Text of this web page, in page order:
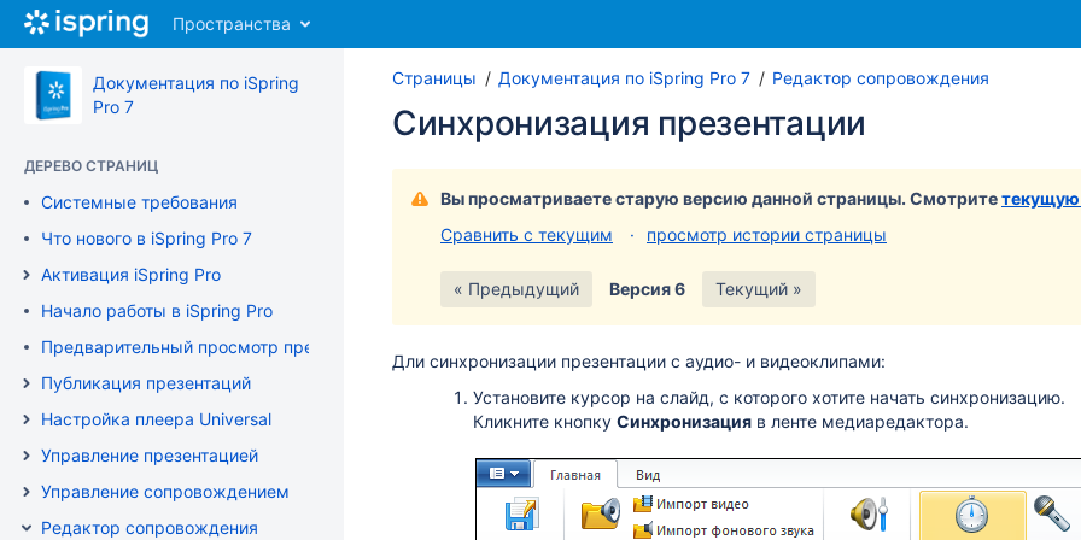
Перейти
содержимому
assistive.skiplink.to.breadcrumbs
assistive.skiplink.to.quick.search
Пространства
Документация по iSpring
Pro 7
ДЕРЕВО СТРАНИЦ
Системные требования
Что нового в iSpring Pro 7
Активация iSpring Pro
Начало работы в iSpring Pro
Предварительный просмотр презентации
Публикация презентаций
Настройка плеера Universal
Управление презентацией
Управление сопровождением
Редактор сопровождения
Страницы Документация по iSpring Pro 7 Редактор сопровождения
Синхронизация презентации
Вы просматриваете старую версию данной страницы. Смотрите
Сравнить с текущим
просмотр истории страницы
« Предыдущий Версия 6 Текущий »
Дли синхронизации презентации с аудио- и видеоклипами:
Установите курсор на слайд, с которого хотите начать синхронизацию.
Кликните кнопку Синхронизация в ленте медиаредактора.